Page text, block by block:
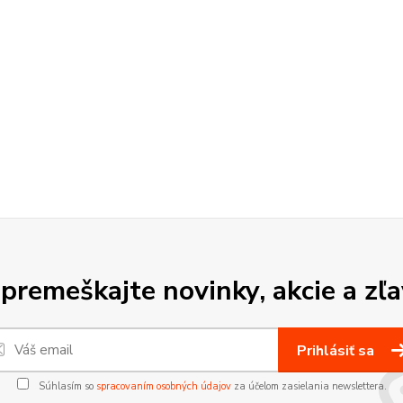
novinky, akcie a
Prihlásiť sa
Súhlasím so spracovaním osobných údajovza účelom zasielania newslettera.